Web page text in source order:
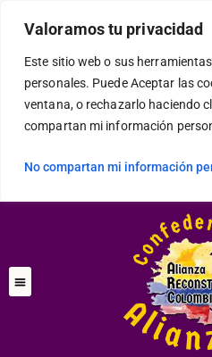
Valoramos tu privacidad
Este sitio web o sus
personales. Puede Aceptar las
ventana, o rechazarlo haciendo
compartan mi información
No compartan mi información